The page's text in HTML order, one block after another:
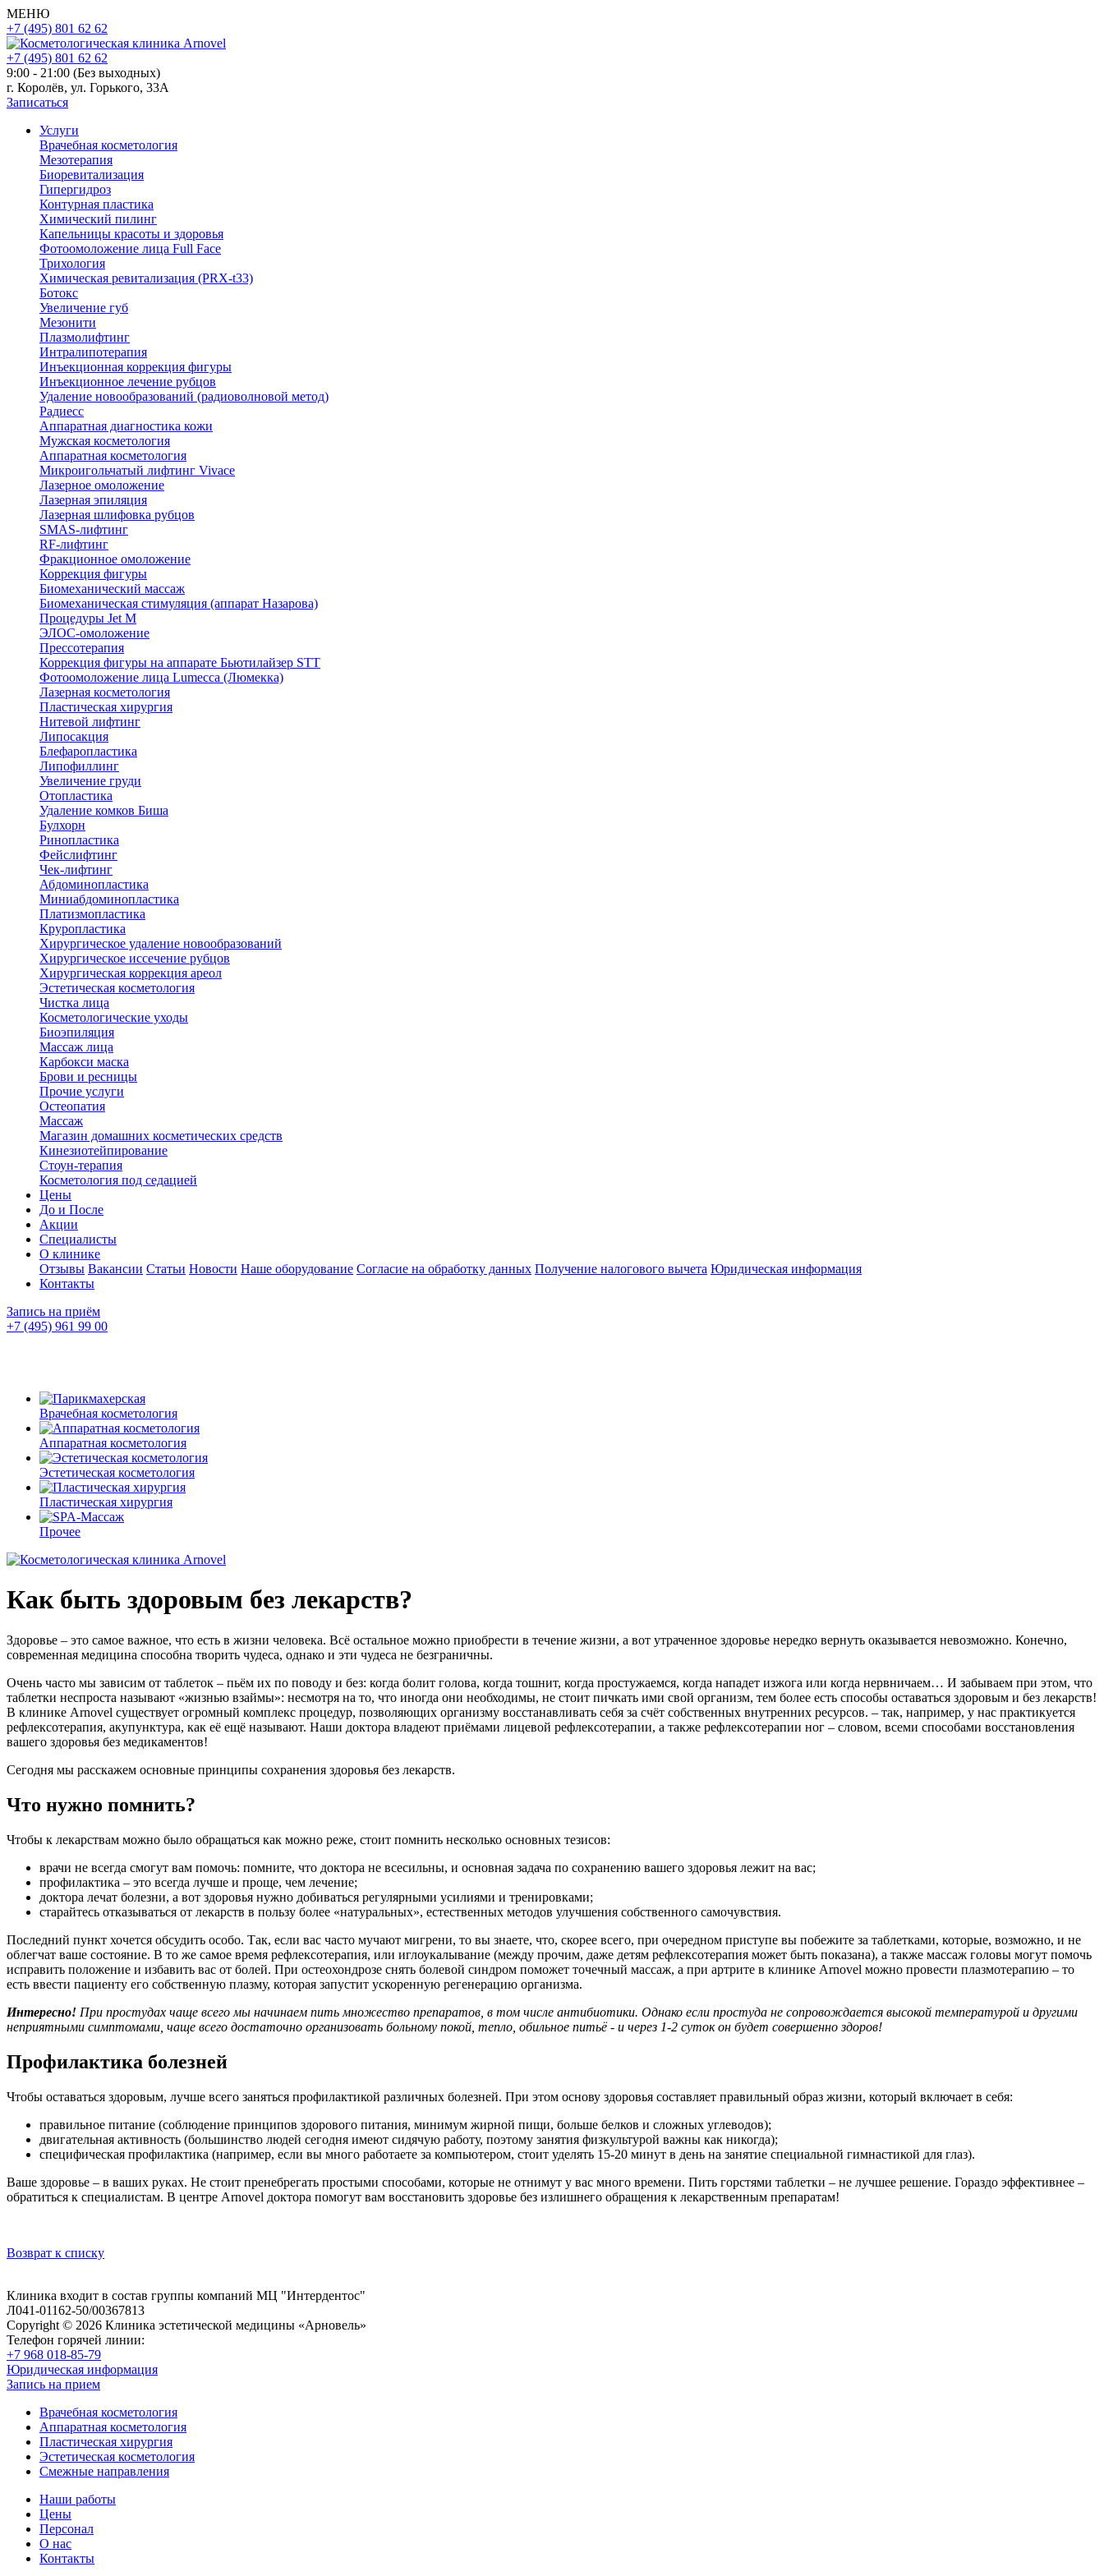
МЕНЮ
+7 (495) 801 62 62
+7 (495) 801 62 62
9:00 - 21:00 (Без выходных)
г. Королёв, ул. Горького, 33А
Записаться
Услуги
Врачебная косметология
Мезотерапия
Биоревитализация
Гипергидроз
Контурная пластика
Химический пилинг
Капельницы красоты и здоровья
Фотоомоложение лица Full Face
Трихология
Химическая ревитализация (PRX-t33)
Ботокс
Увеличение губ
Мезонити
Плазмолифтинг
Интралипотерапия
Инъекционная коррекция фигуры
Инъекционное лечение рубцов
Удаление новообразований (радиоволновой метод)
Радиесс
Аппаратная диагностика кожи
Мужская косметология
Аппаратная косметология
Микроигольчатый лифтинг Vivace
Лазерное омоложение
Лазерная эпиляция
Лазерная шлифовка рубцов
SMAS-лифтинг
RF-лифтинг
Фракционное омоложение
Коррекция фигуры
Биомеханический массаж
Биомеханическая стимуляция (аппарат Назарова)
Процедуры Jet M
ЭЛОС-омоложение
Прессотерапия
Коррекция фигуры на аппарате Бьютилайзер STT
Фотоомоложение лица Lumecca (Люмекка)
Лазерная косметология
Пластическая хирургия
Нитевой лифтинг
Липосакция
Блефаропластика
Липофиллинг
Увеличение груди
Отопластика
Удаление комков Биша
Булхорн
Ринопластика
Фейслифтинг
Чек-лифтинг
Абдоминопластика
Миниабдоминопластика
Платизмопластика
Круропластика
Хирургическое удаление новообразований
Хирургическое иссечение рубцов
Хирургическая коррекция ареол
Эстетическая косметология
Чистка лица
Косметологические уходы
Биоэпиляция
Массаж лица
Карбокси маска
Брови и ресницы
Прочие услуги
Остеопатия
Массаж
Магазин домашних косметических средств
Кинезиотейпирование
Стоун-терапия
Косметология под седацией
Цены
До и После
Акции
Специалисты
О клинике
Отзывы Вакансии Статьи Новости Наше оборудование Согласие на обработку данных Получение налогового вычета Юридическая информация
Контакты
Запись на приём
+7 (495) 961 99 00
Врачебная косметология
Аппаратная косметология
Эстетическая косметология
Пластическая хирургия
Прочее
Как быть здоровым без лекарств?
Здоровье – это самое важное, что есть в жизни человека. Всё остальное можно приобрести в течение жизни, а вот утраченное здоровье нередко вернуть оказывается невозможно. Конечно,
современная медицина способна творить чудеса, однако и эти чудеса не безграничны.
Очень часто мы зависим от таблеток – пьём их по поводу и без: когда болит голова, когда тошнит, когда простужаемся, когда нападет изжога или когда нервничаем… И забываем при этом, что
таблетки неспроста называют «жизнью взаймы»: несмотря на то, что иногда они необходимы, не стоит пичкать ими свой организм, тем более есть способы оставаться здоровым и без лекарств!
В клинике Arnovel существует огромный комплекс процедур, позволяющих организму восстанавливать себя за счёт собственных внутренних ресурсов. – так, например, у нас практикуется
рефлексотерапия, акупунктура, как её ещё называют. Наши доктора владеют приёмами лицевой рефлексотерапии, а также рефлексотерапии ног – словом, всеми способами восстановления
вашего здоровья без медикаментов!
Сегодня мы расскажем основные принципы сохранения здоровья без лекарств.
Что нужно помнить?
Чтобы к лекарствам можно было обращаться как можно реже, стоит помнить несколько основных тезисов:
врачи не всегда смогут вам помочь: помните, что доктора не всесильны, и основная задача по сохранению вашего здоровья лежит на вас;
профилактика – это всегда лучше и проще, чем лечение;
доктора лечат болезни, а вот здоровья нужно добиваться регулярными усилиями и тренировками;
старайтесь отказываться от лекарств в пользу более «натуральных», естественных методов улучшения собственного самочувствия.
Последний пункт хочется обсудить особо. Так, если вас часто мучают мигрени, то вы знаете, что, скорее всего, при очередном приступе вы побежите за таблетками, которые, возможно, и не
облегчат ваше состояние. В то же самое время рефлексотерапия, или иглоукалывание (между прочим, даже детям рефлексотерапия может быть показана), а также массаж головы могут помочь
исправить положение и избавить вас от болей. При остеохондрозе снять болевой синдром поможет точечный массаж, а при артрите в клинике Arnovel можно провести плазмотерапию – то
есть ввести пациенту его собственную плазму, которая запустит ускоренную регенерацию организма.
Интересно! При простудах чаще всего мы начинаем пить множество препаратов, в том числе антибиотики. Однако если простуда не сопровождается высокой температурой и другими
неприятными симптомами, чаще всего достаточно организовать больному покой, тепло, обильное питьё - и через 1-2 суток он будет совершенно здоров!
Профилактика болезней
Чтобы оставаться здоровым, лучше всего заняться профилактикой различных болезней. При этом основу здоровья составляет правильный образ жизни, который включает в себя:
правильное питание (соблюдение принципов здорового питания, минимум жирной пищи, больше белков и сложных углеводов);
двигательная активность (большинство людей сегодня имеют сидячую работу, поэтому занятия физкультурой важны как никогда);
специфическая профилактика (например, если вы много работаете за компьютером, стоит уделять 15-20 минут в день на занятие специальной гимнастикой для глаз).
Ваше здоровье – в ваших руках. Не стоит пренебрегать простыми способами, которые не отнимут у вас много времени. Пить горстями таблетки – не лучшее решение. Гораздо эффективнее –
обратиться к специалистам. В центре Arnovel доктора помогут вам восстановить здоровье без излишнего обращения к лекарственным препаратам!
Возврат к списку
Клиника входит в состав группы компаний МЦ "Интердентос"
Л041-01162-50/00367813
Copyright © 2026 Клиника эстетической медицины «Арновель»
Телефон горячей линии:
+7 968 018-85-79
Юридическая информация
Запись на прием
Врачебная косметология
Аппаратная косметология
Пластическая хирургия
Эстетическая косметология
Смежные направления
Наши работы
Цены
Персонал
О нас
Контакты